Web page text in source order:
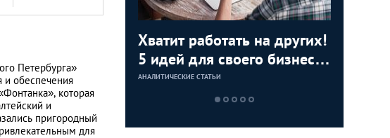
Петербурга»
и обеспечения
которая
и
пригородный
для
Хватит работать на других!
5 идей для своего бизнеса
в Петербурге
АНАЛИТИЧЕСКИЕ СТАТЬИ
Приложения,
помогут в
СТАТЬИ